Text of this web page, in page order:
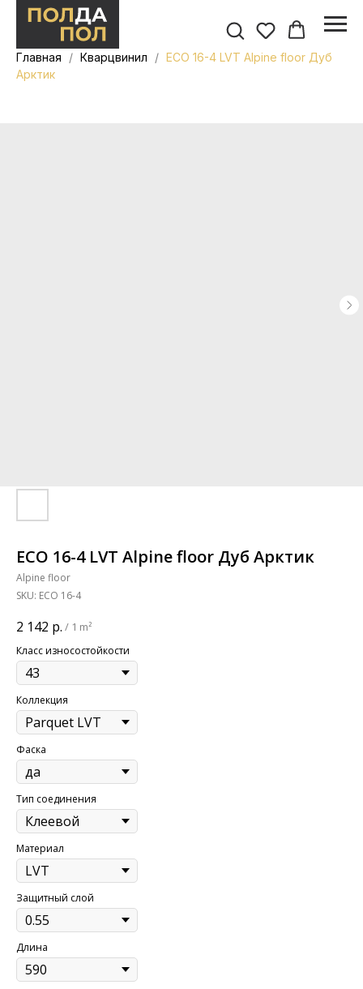
Главная Кварцвинил
ЕСО 16-4 LVT Alpine floor Дуб
Арктик
ЕСО 16-4 LVT Alpine floor Дуб Арктик
Alpine floor
SKU: ЕСО 16-4
2 142 р. / 1 m²
Класс износостойкости
Коллекция
Фаска
Тип соединения
Материал
Защитный слой
Длина